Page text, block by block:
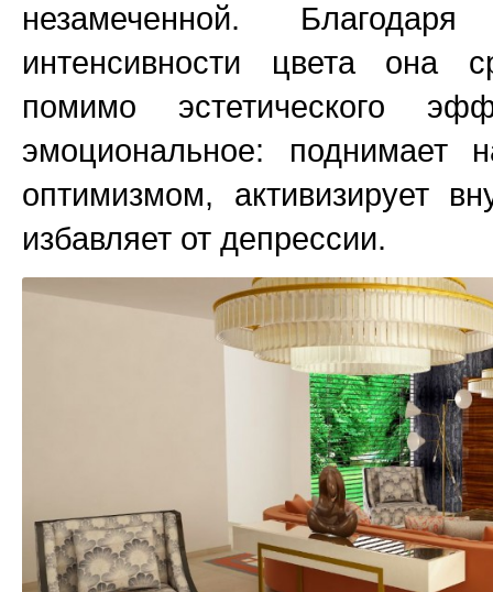
незамеченной.
интенсивности цвета она
помимо эстетического
эмоциональное: поднимает
оптимизмом, активизирует
избавляет от депрессии.